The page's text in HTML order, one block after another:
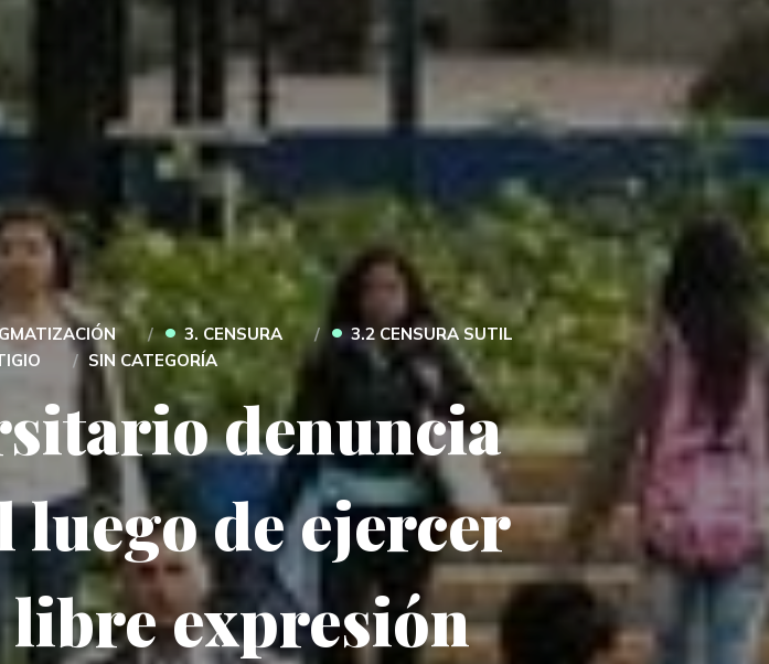
• 3. CENSURA • 3.2 CENSURA SUTIL
SIN CATEGORÍA
denuncia
de ejercer
libre expresión